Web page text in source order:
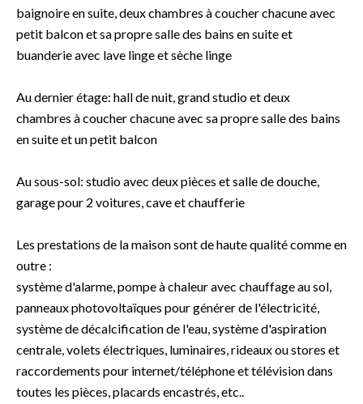
baignoire en suite, deux chambres à coucher chacune avec
petit balcon et sa propre salle des bains en suite et
buanderie avec lave linge et sèche linge
Au dernier étage: hall de nuit, grand studio et deux
chambres à coucher chacune avec sa propre salle des bains
en suite et un petit balcon
Au sous-sol: studio avec deux pièces et salle de douche,
garage pour 2 voitures, cave et chaufferie
Les prestations de la maison sont de haute qualité comme en
outre :
système d'alarme, pompe à chaleur avec chauffage au sol,
panneaux photovoltaïques pour générer de l'électricité,
système de décalcification de l'eau, système d'aspiration
centrale, volets électriques, luminaires, rideaux ou stores et
raccordements pour internet/téléphone et télévision dans
toutes les pièces, placards encastrés, etc..